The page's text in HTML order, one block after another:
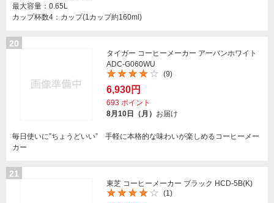
最大容量：0.65L
カップ杯数4：カップ(1カップ約160ml)
20
タイガー コーヒーメーカー アーバンホワイト
ADC-G060WU
(9)
6,930円
693 ポイント
8月10日（月） お届け
毎日使いに”ちょうどいい” 手軽に本格的な味わいが楽しめるコーヒーメー
カー
21
東芝 コーヒーメーカー ブラック HCD-5B(K)
(1)